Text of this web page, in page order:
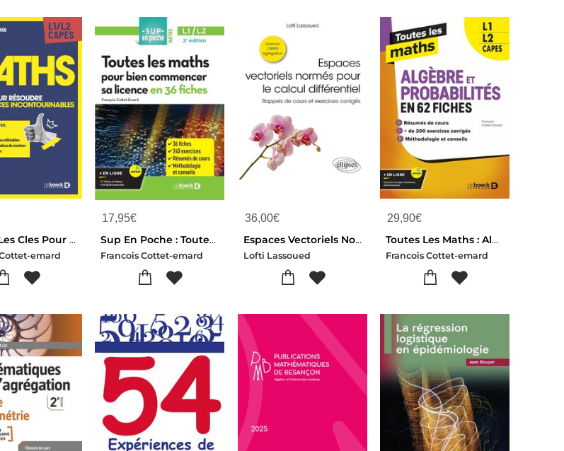
Maths : Les Cles Pour Resoudre 400 Exercices De Maths Incontournables
emard
17,95€
Sup En Poche : Toutes Les Maths Pour Bien Commencer Sa Licence En 27 Fiches : Licence 1 Et 2 (2e Edition)
Francois Cottet-emard
36,00€
Espaces Vectoriels Normes Pour Le Calcul Differentiel : Rappels De Cours Et Exercices Progressifs Corriges
Lofti Lassoued
29,90€
Toutes Les Maths : Algebres Et Probabilites En 61 Fiches ; L1, L2, Capes
Francois Cottet-emard